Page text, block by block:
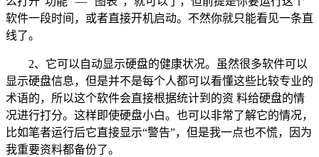
软件一段时间，或者直接开机启动。不然你就只能看见一条直
线了。
2、它可以自动显示硬盘的健康状况。虽然很多软件可以
显示硬盘信息，但是并不是每个人都可以看懂这些比较专业的
术语的，所以这个软件会直接根据统计到的资 料给硬盘的情
况进行打分。这样即使硬盘小白。也可以非常了解它的情况，
比如笔者运行后它直接显示“警告”，但是我一点也不慌，因为
我重要资料都备份了。